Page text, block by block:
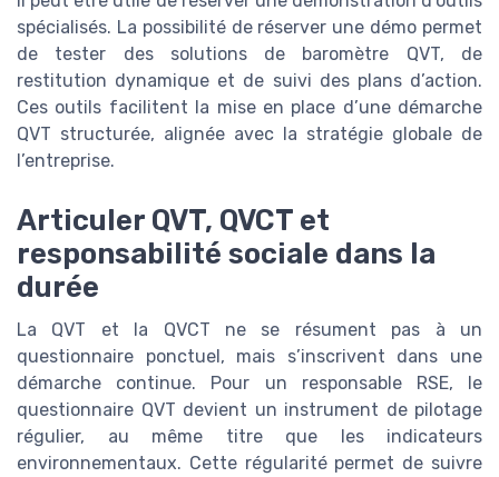
spécialisés. La possibilité de réserver une démo permet
de tester des solutions de baromètre QVT, de
restitution dynamique et de suivi des plans d’action.
Ces outils facilitent la mise en place d’une démarche
QVT structurée, alignée avec la stratégie globale de
l’entreprise.
Articuler QVT, QVCT et
responsabilité sociale dans la
durée
La QVT et la QVCT ne se résument pas à un
questionnaire ponctuel, mais s’inscrivent dans une
démarche continue. Pour un responsable RSE, le
questionnaire QVT devient un instrument de pilotage
régulier, au même titre que les indicateurs
environnementaux. Cette régularité permet de suivre